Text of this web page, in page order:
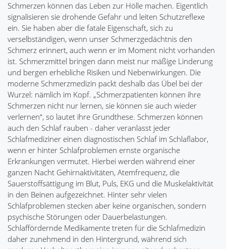
Schmerzen können das Leben zur Hölle machen. Eigentlich
signalisieren sie drohende Gefahr und leiten Schutzreflexe
ein. Sie haben aber die fatale Eigenschaft, sich zu
verselbständigen, wenn unser Schmerzgedächtnis den
Schmerz erinnert, auch wenn er im Moment nicht vorhanden
ist. Schmerzmittel bringen dann meist nur mäßige Linderung
und bergen erhebliche Risiken und Nebenwirkungen. Die
moderne Schmerzmedizin packt deshalb das Übel bei der
Wurzel: nämlich im Kopf. „Schmerzpatienten können ihre
Schmerzen nicht nur lernen, sie können sie auch wieder
verlernen“, so lautet ihre Grundthese. Schmerzen können
auch den Schlaf rauben - daher veranlasst jeder
Schlafmediziner einen diagnostischen Schlaf im Schlaflabor,
wenn er hinter Schlafproblemen ernste organische
Erkrankungen vermutet. Hierbei werden während einer
ganzen Nacht Gehirnaktivitäten, Atemfrequenz, die
Sauerstoffsättigung im Blut, Puls, EKG und die Muskelaktivität
in den Beinen aufgezeichnet. Hinter sehr vielen
Schlafproblemen stecken aber keine organischen, sondern
psychische Störungen oder Dauerbelastungen.
Schlaffördernde Medikamente treten für die Schlafmedizin
daher zunehmend in den Hintergrund, während sich